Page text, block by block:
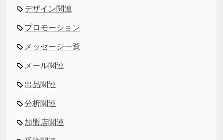
デザイン関連
プロモーション
メッセージ一覧
メール関連
出品関連
分析関連
加盟店関連